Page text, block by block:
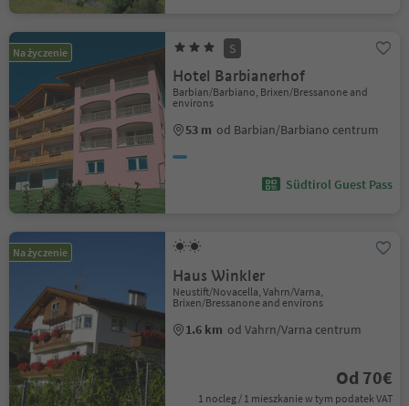
Na życzenie S
Hotel Barbianerhof
Barbian/Barbiano, Brixen/Bressanone and
environs
53 m od Barbian/Barbiano centrum
Südtirol Guest Pass
Na życzenie
Haus Winkler
Neustift/Novacella, Vahrn/Varna,
Brixen/Bressanone and environs
1.6 km od Vahrn/Varna centrum
Od 70€
1 nocleg / 1 mieszkanie w tym podatek VAT